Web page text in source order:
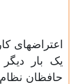
اعتراض­های
یک بار
حافظان